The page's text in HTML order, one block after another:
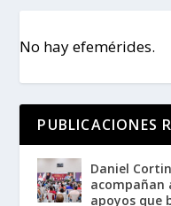
No hay efemérides.
PUBLICACIONES
Daniel
acompañan
apoyos que